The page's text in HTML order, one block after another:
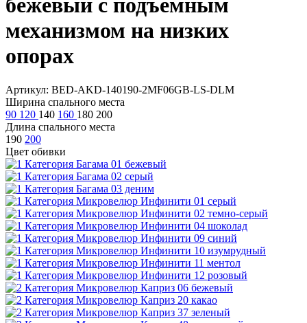
бежевый с подъемным
механизмом на низких
опорах
Артикул: BED-AKD-140190-2MF06GB-LS-DLM
Ширина спального места
90 120 140 160 180 200
Длина спального места
190 200
Цвет обивки